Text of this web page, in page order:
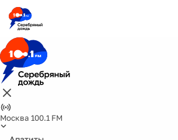
Москва 100.1 FM